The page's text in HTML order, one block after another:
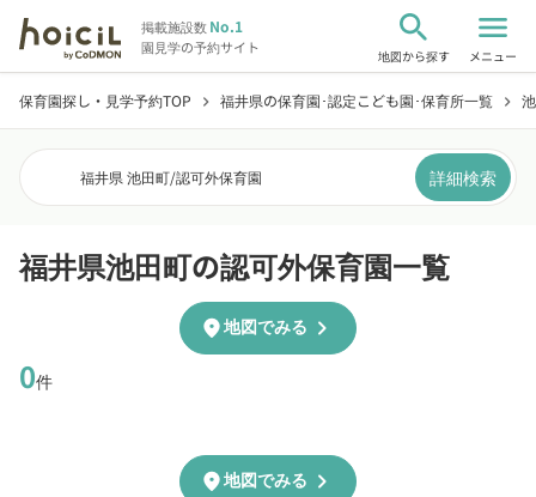
掲載施設数No.1
園見学の予約サイト
search
地図から探す
menu
メニュー
保育園探し・見学予約TOP chevron_right 福井県の保育園･認定こども園･保育所一覧 chevron_right
福井県 池田町/認可外保育園 詳細検索
福井県池田町の認可外保育園一覧
0件
location_on地図でみる chevron_right
location_on地図でみる chevron_right